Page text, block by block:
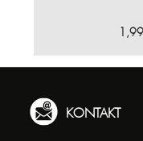
KONTAKT